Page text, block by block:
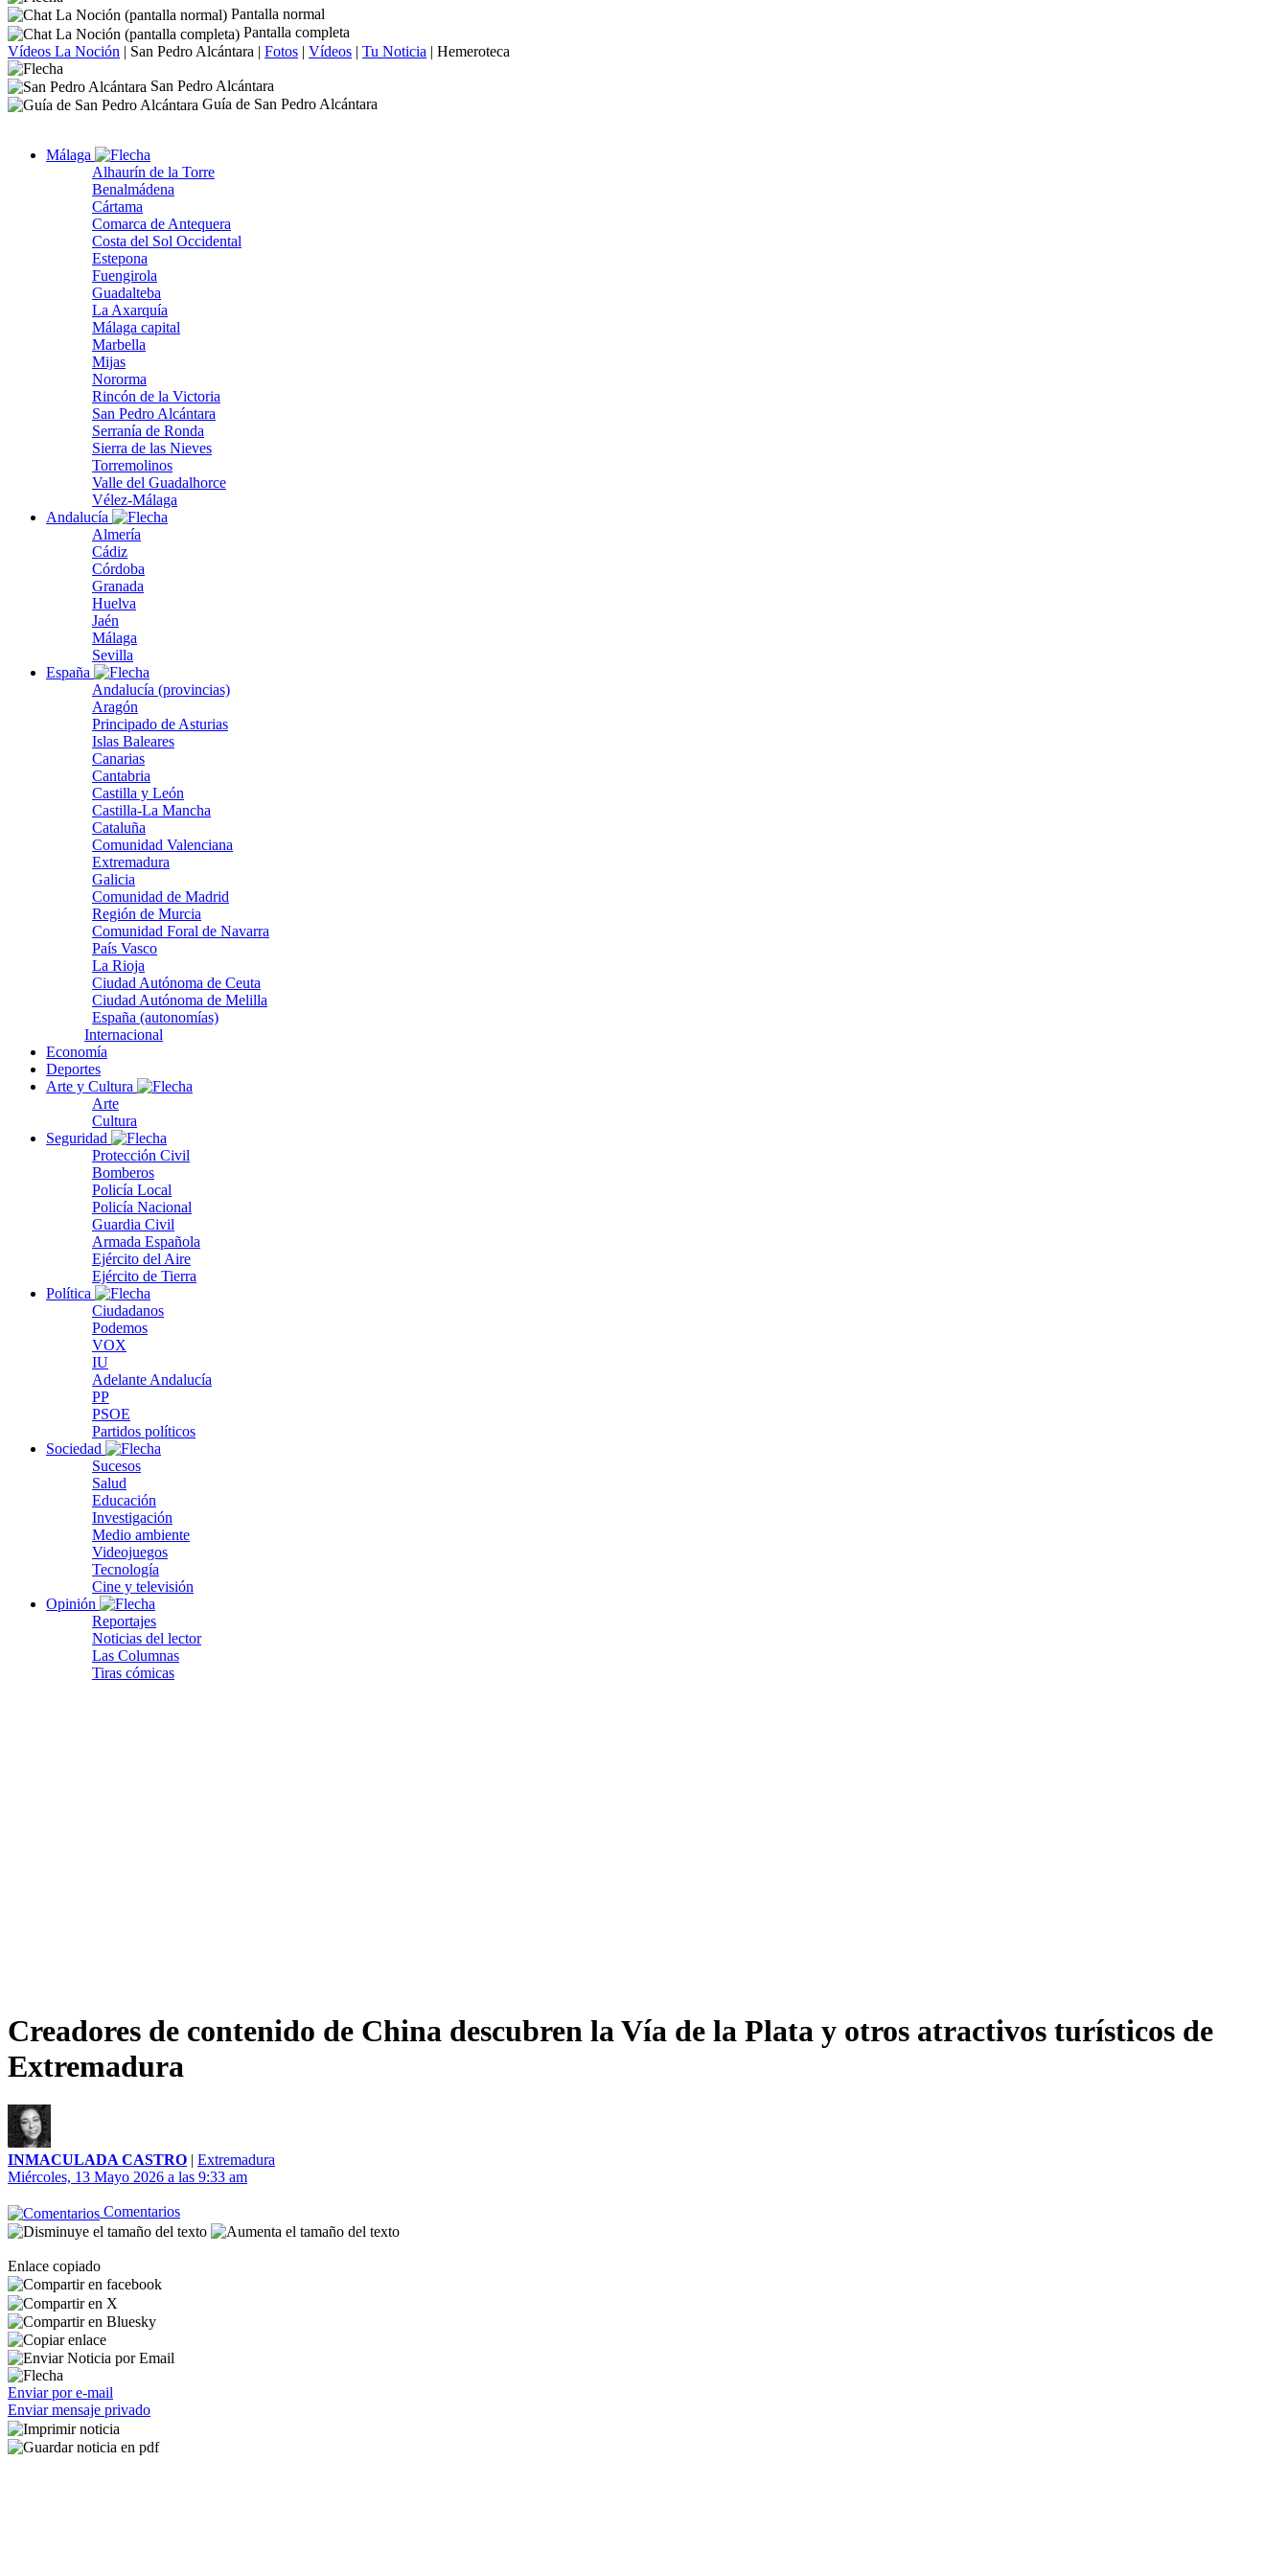
Pantalla normal
Pantalla completa
Vídeos La Noción | San Pedro Alcántara | Fotos | Vídeos | Tu Noticia | Hemeroteca
San Pedro Alcántara
Guía de San Pedro Alcántara
Málaga
Alhaurín de la Torre
Benalmádena
Cártama
Comarca de Antequera
Costa del Sol Occidental
Estepona
Fuengirola
Guadalteba
La Axarquía
Málaga capital
Marbella
Mijas
Nororma
Rincón de la Victoria
San Pedro Alcántara
Serranía de Ronda
Sierra de las Nieves
Torremolinos
Valle del Guadalhorce
Vélez-Málaga
Andalucía
Almería
Cádiz
Córdoba
Granada
Huelva
Jaén
Málaga
Sevilla
España
Andalucía (provincias)
Aragón
Principado de Asturias
Islas Baleares
Canarias
Cantabria
Castilla y León
Castilla-La Mancha
Cataluña
Comunidad Valenciana
Extremadura
Galicia
Comunidad de Madrid
Región de Murcia
Comunidad Foral de Navarra
País Vasco
La Rioja
Ciudad Autónoma de Ceuta
Ciudad Autónoma de Melilla
España (autonomías)
Internacional
Economía
Deportes
Arte y Cultura
Arte
Cultura
Seguridad
Protección Civil
Bomberos
Policía Local
Policía Nacional
Guardia Civil
Armada Española
Ejército del Aire
Ejército de Tierra
Política
Ciudadanos
Podemos
VOX
IU
Adelante Andalucía
PP
PSOE
Partidos políticos
Sociedad
Sucesos
Salud
Educación
Investigación
Medio ambiente
Videojuegos
Tecnología
Cine y televisión
Opinión
Reportajes
Noticias del lector
Las Columnas
Tiras cómicas
Creadores de contenido de China descubren la Vía de la Plata y otros atractivos turísticos de
Extremadura
INMACULADA CASTRO | Extremadura
Miércoles, 13 Mayo 2026 a las 9:33 am
Comentarios
Enlace copiado
Enviar por e-mail
Enviar mensaje privado